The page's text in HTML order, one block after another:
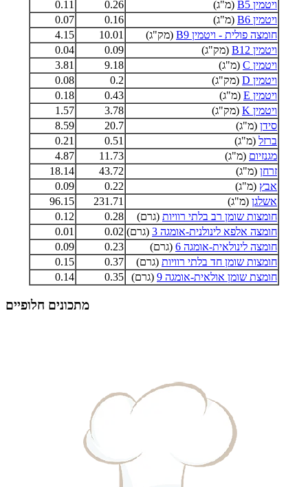
ויטמין B5
(מ"ג) 0.26
0.11
ויטמין B6
(מ"ג) 0.16
0.07
חומצה פולית - ויטמין B9
(מק"ג) 10.01
4.15
ויטמין B12
(מק"ג) 0.09
0.04
ויטמין C
(מ"ג) 9.18
3.81
ויטמין D
(מק"ג) 0.2
0.08
ויטמין E
(מ"ג) 0.43
0.18
ויטמין K
(מק"ג) 3.78
1.57
סידן (מ"ג) 20.7
8.59
ברזל (מ"ג) 0.51
0.21
מגנזיום (מ"ג) 11.73
4.87
זרחן (מ"ג) 43.72
18.14
אבץ (מ"ג) 0.22
0.09
אשלגן (מ"ג) 231.71
96.15
חומצות שומן רב בלתי רוויות (גרם) 0.28
0.12
חומצה אלפא לינולנית-אומגה 3
(גרם) 0.02
0.01
חומצה לינולאית-אומגה 6
(גרם) 0.23
0.09
חומצות שומן חד בלתי רוויות (גרם) 0.37
0.15
חומצת שומן אולאית-אומגה 9
(גרם) 0.35
0.14
מתכונים חלופיים